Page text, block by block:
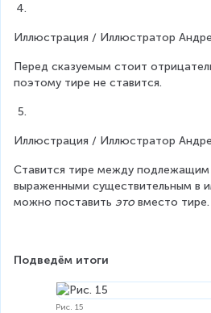
Иллюстрация / Иллюстратор
Перед сказуемым стоит
поэтому тире не ставится.
Иллюстрация / Иллюстратор
Ставится тире между подлежащим
выраженными существительным в
можно поставить это вместо тире.
Подведём итоги
Рис. 15